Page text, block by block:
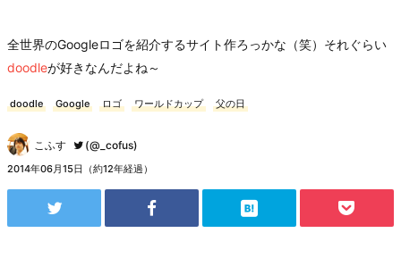
全世界のGoogleロゴを紹介するサイト作ろっかな（笑）それぐらい
doodleが好きなんだよね～
doodle Google ロゴ ワールドカップ 父の日
こふす (@_cofus)
2014年06月15日（約12年経過）